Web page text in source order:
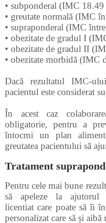
• subponderal (IMC
• greutate normală (IMC
• supraponderal (IMC
• obezitate de gradul I
• obezitate de gradul II
• obezitate morbidă (IMC
Dacă rezultatul IMC-
pacientul este considerat
În acest caz
obligatorie, pentru a
întocmi un plan
greutatea pacientului să
Tratament
Pentru cele mai bune
să apeleze la ajutorul
licentiat care poate să îi
personalizat care să și aibă